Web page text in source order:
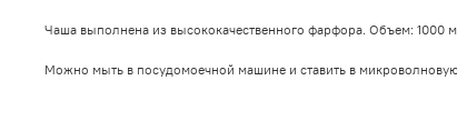
Чаша выполнена из высококачественного фарфора. Объем: 1000
Можно мыть в посудомоечной машине и ставить в